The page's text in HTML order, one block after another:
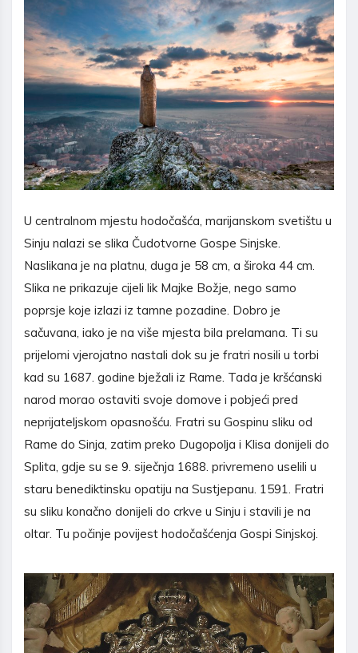
U centralnom mjestu hodočašća, marijanskom svetištu u
Sinju nalazi se slika Čudotvorne Gospe Sinjske.
Naslikana je na platnu, duga je 58 cm, a široka 44 cm.
Slika ne prikazuje cijeli lik Majke Božje, nego samo
poprsje koje izlazi iz tamne pozadine. Dobro je
sačuvana, iako je na više mjesta bila prelamana. Ti su
prijelomi vjerojatno nastali dok su je fratri nosili u torbi
kad su 1687. godine bježali iz Rame. Tada je kršćanski
narod morao ostaviti svoje domove i pobjeći pred
neprijateljskom opasnošću. Fratri su Gospinu sliku od
Rame do Sinja, zatim preko Dugopolja i Klisa donijeli do
Splita, gdje su se 9. siječnja 1688. privremeno uselili u
staru benediktinsku opatiju na Sustjepanu. 1591. Fratri
su sliku konačno donijeli do crkve u Sinju i stavili je na
oltar. Tu počinje povijest hodočašćenja Gospi Sinjskoj.